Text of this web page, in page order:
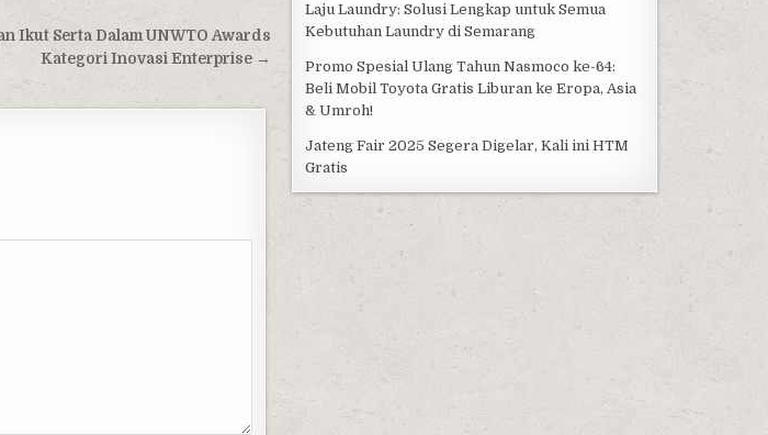
Ikut Serta Dalam UNWTO Awards
Kategori Inovasi Enterprise →
Laju Laundry: Solusi Lengkap untuk Semua
Kebutuhan Laundry di Semarang
Promo Spesial Ulang Tahun Nasmoco ke-64:
Beli Mobil Toyota Gratis Liburan ke Eropa, Asia
& Umroh!
Jateng Fair 2025 Segera Digelar, Kali ini HTM
Gratis